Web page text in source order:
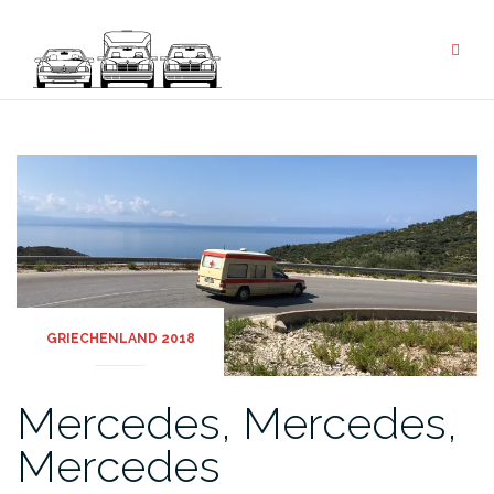
springen
GRIECHENLAND 2018
Mercedes, Mercedes,
Mercedes